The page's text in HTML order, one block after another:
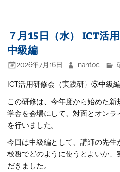
７月15日（水） ICT活
中級編
2026年7月16日 nantoc
ICT活用研修会（実践研）⑤中級編
この研修は、今年度から始めた新
学舎を会場にして、対面とオンラ
を行いました。
今回は中級編として、講師の先
校務でどのように使うとよいか、
だきました。